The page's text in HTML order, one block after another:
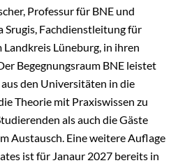
Professur für BNE und
Srugis, Fachdienstleitung für
Lüneburg, in ihren
Begegnungsraum BNE leistet
den Universitäten in die
Theorie mit Praxiswissen zu
als auch die Gäste
Austausch. Eine weitere Auflage
ist für Janaur 2027 bereits in